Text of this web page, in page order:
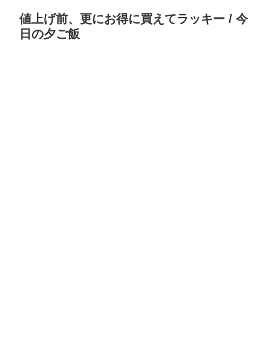
値上げ前、更にお得に買えてラッキー / 今
日の夕ご飯